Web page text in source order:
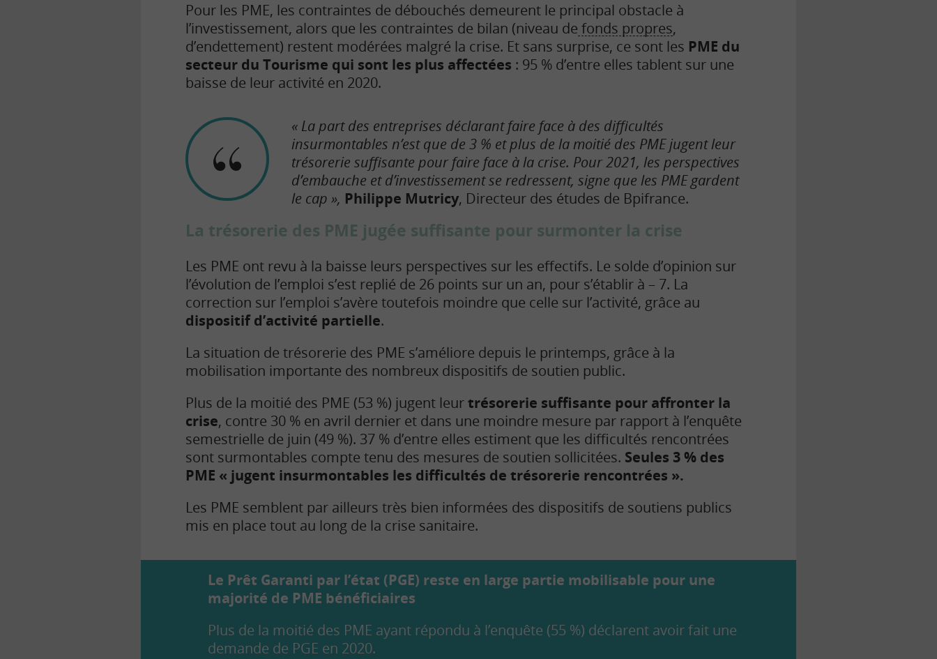
Pour les PME, les contraintes de débouchés demeurent le principal obstacle à
l’investissement, alors que les contraintes de bilan (niveau de fonds propres,
d’endettement) restent modérées malgré la crise. Et sans surprise, ce sont les PME du
secteur du Tourisme qui sont les plus affectées : 95 % d’entre elles tablent sur une
baisse de leur activité en 2020.
« La part des entreprises déclarant faire face à des difficultés
insurmontables n’est que de 3 % et plus de la moitié des PME jugent leur
trésorerie suffisante pour faire face à la crise. Pour 2021, les perspectives
d’embauche et d’investissement se redressent, signe que les PME gardent
le cap », Philippe Mutricy, Directeur des études de Bpifrance.
La trésorerie des PME jugée suffisante pour surmonter la crise
Les PME ont revu à la baisse leurs perspectives sur les effectifs. Le solde d’opinion sur
l’évolution de l’emploi s’est replié de 26 points sur un an, pour s’établir à – 7. La
correction sur l’emploi s’avère toutefois moindre que celle sur l’activité, grâce au
dispositif d’activité partielle.
La situation de trésorerie des PME s’améliore depuis le printemps, grâce à la
mobilisation importante des nombreux dispositifs de soutien public.
Plus de la moitié des PME (53 %) jugent leurtrésorerie suffisante pour affronter la
crise, contre 30 % en avril dernier et dans une moindre mesure par rapport à l’enquête
semestrielle de juin (49 %). 37 % d’entre elles estiment que les difficultés rencontrées
sont surmontables compte tenu des mesures de soutien sollicitées. Seules 3 % des
PME « jugent insurmontables les difficultés de trésorerie rencontrées ».
Les PME semblent par ailleurs très bien informées des dispositifs de soutiens publics
mis en place tout au long de la crise sanitaire.
Le Prêt Garanti par l’état (PGE) reste en large partie mobilisable pour une
majorité de PME bénéficiaires
Plus de la moitié des PME ayant répondu à l’enquête (55 %) déclarent avoir fait une
demande de PGE en 2020.